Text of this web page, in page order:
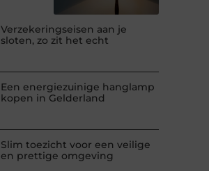
Verzekeringseisen aan je
sloten, zo zit het echt
Een energiezuinige hanglamp
kopen in Gelderland
Slim toezicht voor een veilige
en prettige omgeving